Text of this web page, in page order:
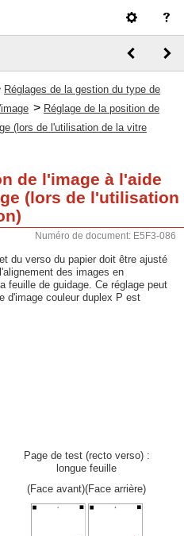
Réglages de la gestion du type de
> Réglage de la position de
(lors de l'utilisation de la vitre
de l'image à l'aide
(lors de l'utilisation
Numéro de document: E5F3-086
du verso du papier doit être ajusté
des images en
feuille de guidage. Ce réglage peut
d'image couleur duplex P est
Page de test (recto verso) :
longue feuille
(Face avant)(Face arrière)